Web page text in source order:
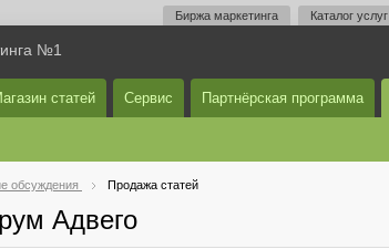
Биржа маркетинга Каталог услуг
№1
статей Сервис Партнёрская программа
обсуждения Продажа статей
Адвего